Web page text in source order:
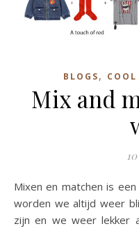
BLOGS,
Mix and
Mixen en matchen is een van onze grootste hobby’s. Wat
worden we altijd weer
zijn en we weer lekker